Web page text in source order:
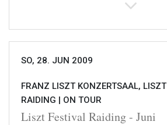
SO, 28. JUN 2009
FRANZ LISZT KONZERTSAAL,
RAIDING | ON TOUR
Liszt Festival Raiding - Juni